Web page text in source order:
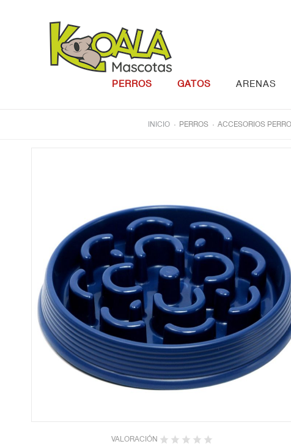
PERROS GATOS ARENAS
INICIO . PERROS . ACCESORIOS
VALORACIÓN